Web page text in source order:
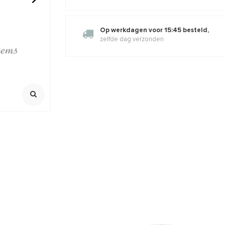
Op werkdagen voor 15:45 besteld,
zelfde dag verzonden